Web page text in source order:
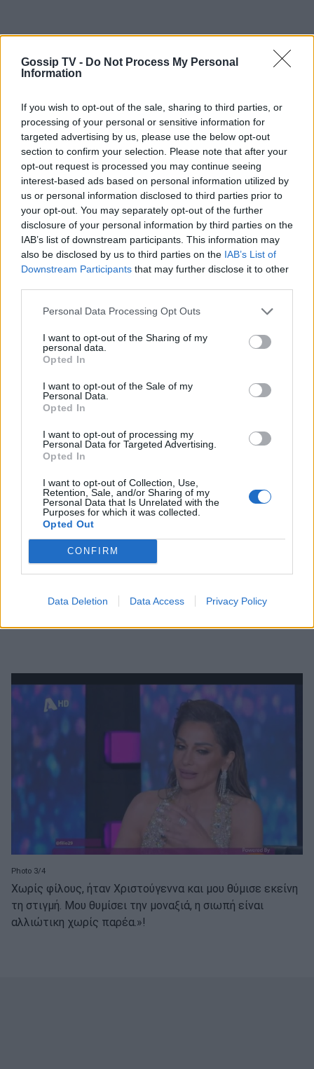
Gossip TV - Do Not Process My Personal
Information
If you wish to opt-out of the sale, sharing to third parties, or
processing of your personal or sensitive information for
targeted advertising by us, please use the below opt-out
section to confirm your selection. Please note that after your
opt-out request is processed you may continue seeing
interest-based ads based on personal information utilized by
us or personal information disclosed to third parties prior to
your opt-out. You may separately opt-out of the further
disclosure of your personal information by third parties on the
IAB’s list of downstream participants. This information may
also be disclosed by us to third parties on the IAB’s List of
Downstream Participants that may further disclose it to other
Personal Data Processing Opt Outs
I want to opt-out of the Sharing of my
personal data.
Opted In
I want to opt-out of the Sale of my
Personal Data.
Opted In
I want to opt-out of processing my
Personal Data for Targeted Advertising.
Opted In
I want to opt-out of Collection, Use,
Retention, Sale, and/or Sharing of my
Personal Data that Is Unrelated with the
Purposes for which it was collected.
Opted Out
CONFIRM
Data Deletion Data Access Privacy Policy
Η Δέσποινα Βανδή συγκινημένη είπε: «Αυτό τραγούδι
κυκλοφόρησε το 1995, εγώ μόλις είχα έρθει στην Αθήνα
σπιτάκι και ήμουν μόνη με ένα σκύλο και ένα διθέσιο
Photo 3/4
Χωρίς φίλους, ήταν Χριστούγεννα και μου θύμισε εκείνη
τη στιγμή. Μου θυμίσει την μοναξιά, η σιωπή είναι
αλλιώτικη χωρίς παρέα.»!